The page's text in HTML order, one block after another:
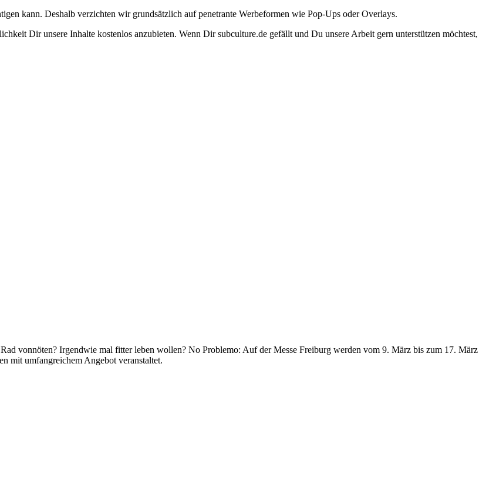
kann. Deshalb verzichten wir grundsätzlich auf penetrante Werbeformen wie Pop-Ups oder Overlays.
Dir unsere Inhalte kostenlos anzubieten. Wenn Dir subculture.de gefällt und Du unsere Arbeit gern unterstützen möchtest,
vonnöten? Irgendwie mal fitter leben wollen? No Problemo: Auf der Messe Freiburg werden vom 9. März bis zum 17. März
mit umfangreichem Angebot veranstaltet.